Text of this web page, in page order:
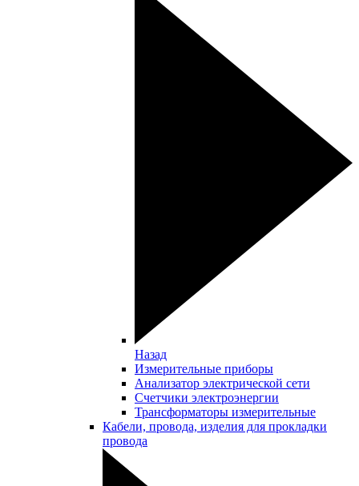
Назад
Измерительные приборы
Анализатор электрической сети
Счетчики электроэнергии
Трансформаторы измерительные
Кабели, провода, изделия для прокладки
провода